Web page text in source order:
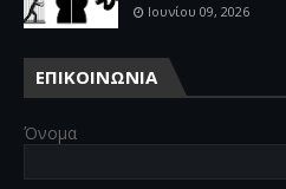
Ιουνίου 09, 2026
ΕΠΙΚΟΙΝΩΝΙΑ
Όνομα